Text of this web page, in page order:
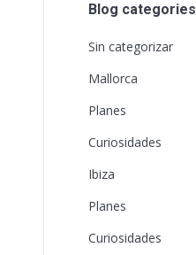
Blog categories
Sin categorizar
Mallorca
Planes
Curiosidades
Ibiza
Planes
Curiosidades